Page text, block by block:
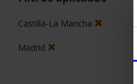
Castilla-La Mancha
Madrid